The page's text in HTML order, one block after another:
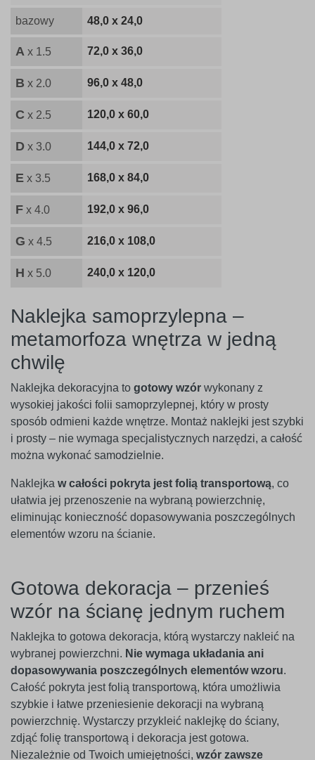
bazowy 48,0 x 24,0
A x 1.5 72,0 x 36,0
B x 2.0 96,0 x 48,0
C x 2.5 120,0 x 60,0
D x 3.0 144,0 x 72,0
E x 3.5 168,0 x 84,0
F x 4.0 192,0 x 96,0
G x 4.5 216,0 x 108,0
H x 5.0 240,0 x 120,0
Naklejka samoprzylepna –
metamorfoza wnętrza w jedną
chwilę
Naklejka dekoracyjna to gotowy wzór wykonany z
wysokiej jakości folii samoprzylepnej, który w prosty
sposób odmieni każde wnętrze. Montaż naklejki jest szybki
i prosty – nie wymaga specjalistycznych narzędzi, a całość
można wykonać samodzielnie.
Naklejka w całości pokryta jest folią transportową, co
ułatwia jej przenoszenie na wybraną powierzchnię,
eliminując konieczność dopasowywania poszczególnych
elementów wzoru na ścianie.
Gotowa dekoracja – przenieś
wzór na ścianę jednym ruchem
Naklejka to gotowa dekoracja, którą wystarczy nakleić na
wybranej powierzchni. Nie wymaga układania ani
dopasowywania poszczególnych elementów wzoru.
Całość pokryta jest folią transportową, która umożliwia
szybkie i łatwe przeniesienie dekoracji na wybraną
powierzchnię. Wystarczy przykleić naklejkę do ściany,
zdjąć folię transportową i dekoracja jest gotowa.
Niezależnie od Twoich umiejętności, wzór zawsze